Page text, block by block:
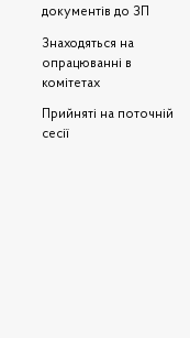
документів до ЗП
Знаходяться на
опрацюванні в
комітетах
Прийняті на поточній
сесії